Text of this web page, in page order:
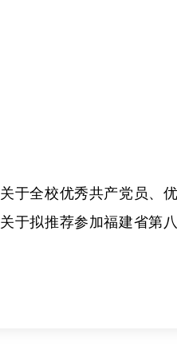
关于全校优秀共产党员、
关于拟推荐参加福建省第